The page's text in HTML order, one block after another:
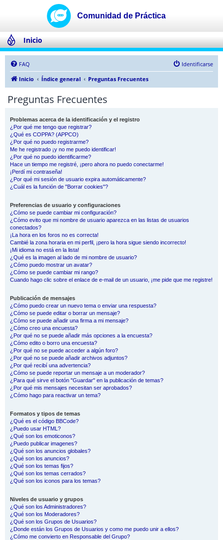
Inicio
FAQ
Identificarse
Inicio
Índice general Preguntas Frecuentes
Preguntas Frecuentes
Problemas acerca de la identificación y el registro
¿Por qué me tengo que registrar?
¿Qué es COPPA? (APPCO)
¿Por qué no puedo registrarme?
Me he registrado ¡y no me puedo identificar!
¿Por qué no puedo identificarme?
Hace un tiempo me registré, ¡pero ahora no puedo conectarme!
¡Perdí mi contraseña!
¿Por qué mi sesión de usuario expira automáticamente?
¿Cuál es la función de "Borrar cookies"?
Preferencias de usuario y configuraciones
¿Cómo se puede cambiar mi configuración?
¿Cómo evito que mi nombre de usuario aparezca en las listas de usuarios
conectados?
¡La hora en los foros no es correcta!
Cambié la zona horaria en mi perfil, ¡pero la hora sigue siendo incorrecto!
¡Mi idioma no está en la lista!
¿Qué es la imagen al lado de mi nombre de usuario?
¿Cómo puedo mostrar un avatar?
¿Cómo se puede cambiar mi rango?
Cuando hago clic sobre el enlace de e-mail de un usuario, ¡me pide que me registre!
Publicación de mensajes
¿Cómo puedo crear un nuevo tema o enviar una respuesta?
¿Cómo se puede editar o borrar un mensaje?
¿Cómo se puede añadir una firma a mi mensaje?
¿Cómo creo una encuesta?
¿Por qué no se puede añadir más opciones a la encuesta?
¿Cómo edito o borro una encuesta?
¿Por qué no se puede acceder a algún foro?
¿Por qué no se puede añadir archivos adjuntos?
¿Por qué recibí una advertencia?
¿Cómo se puede reportar un mensaje a un moderador?
¿Para qué sirve el botón "Guardar" en la publicación de temas?
¿Por qué mis mensajes necesitan ser aprobados?
¿Cómo hago para reactivar un tema?
Formatos y tipos de temas
¿Qué es el código BBCode?
¿Puedo usar HTML?
¿Qué son los emoticonos?
¿Puedo publicar imagenes?
¿Qué son los anuncios globales?
¿Qué son los anuncios?
¿Qué son los temas fijos?
¿Qué son los temas cerrados?
¿Qué son los iconos para los temas?
Niveles de usuario y grupos
¿Qué son los Administradores?
¿Qué son los Moderadores?
¿Qué son los Grupos de Usuarios?
¿Donde están los Grupos de Usuarios y como me puedo unir a ellos?
¿Cómo me convierto en Responsable del Grupo?